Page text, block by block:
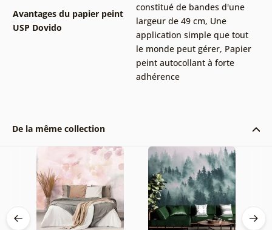
Avantages du papier peint
USP Dovido
constitué de bandes d'une
largeur de 49 cm, Une
application simple que tout
le monde peut gérer, Papier
peint autocollant à forte
adhérence
De la même collection